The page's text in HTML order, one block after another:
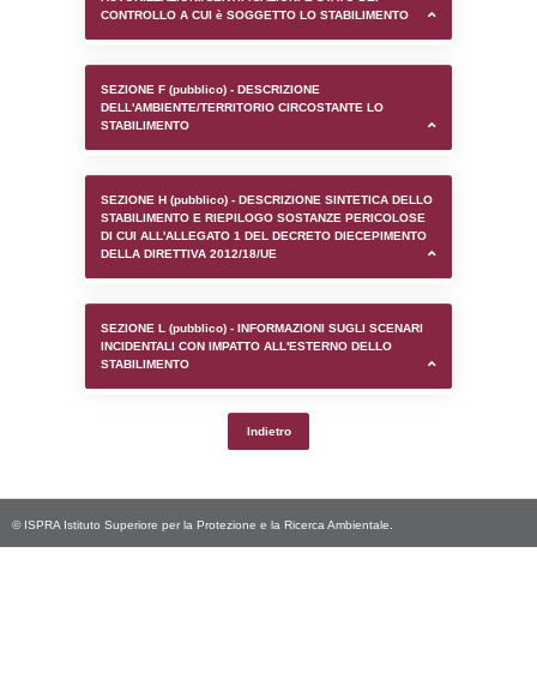
SEZIONE A1 (pubblico) - INFORMAZIONI
SEZIONE D (pubblico) - INFORMAZIONI
AUTORIZZAZIONI/CERTIFICAZIONI E
CONTROLLO A CUI è SOGGETTO LO
SEZIONE F (pubblico) - DESCRIZIONE
SEZIONE H (pubblico) - DESCRIZIONE
STABILIMENTO E RIEPILOGO SOSTANZE